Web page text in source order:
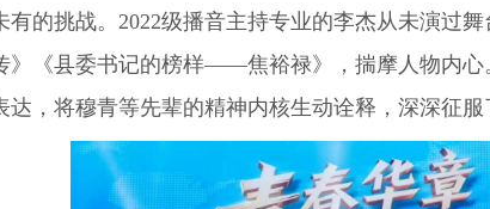
挑战。2022级播音主持专业的李杰从未演过舞
》《县委书记的榜样——焦裕禄》，揣摩人物内心
，将穆青等先辈的精神内核生动诠释，深深征服